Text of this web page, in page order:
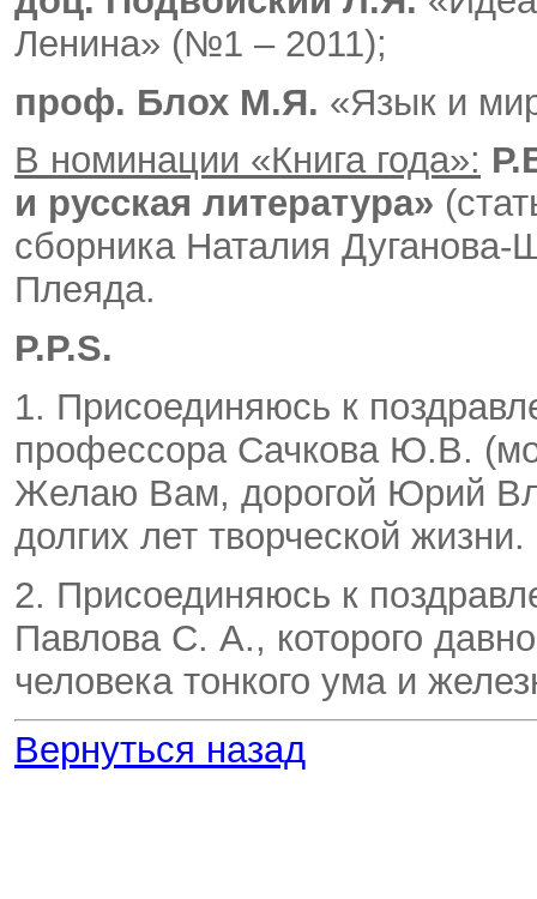
Ленина» (№1 – 2011);
проф. Блох М.Я. «Язык и
В номинации «Книга года»:
и русская литература»
сборника Наталия
Плеяда.
P.P.S.
1. Присоединяюсь к
профессора Сачкова Ю.В.
Желаю Вам, дорогой Юрий
долгих лет творческой жизни.
2. Присоединяюсь к
Павлова С. А., которого
человека тонкого ума и
Вернуться назад